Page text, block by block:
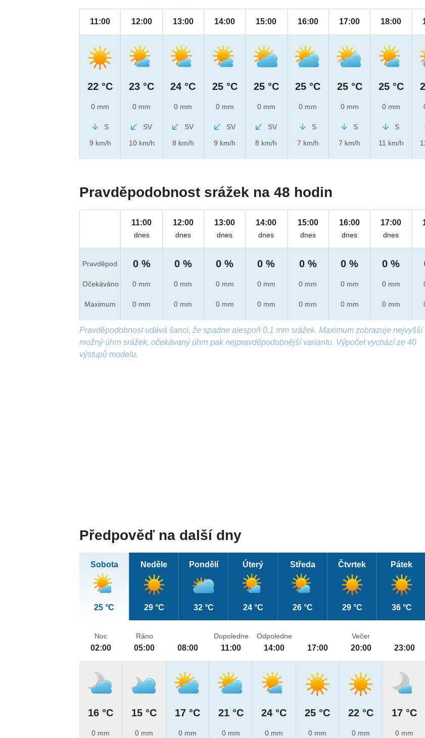
11:00
22 °C
0 mm
S
9 km/h
12:00
23 °C
0 mm
SV
10 km/h
13:00
24 °C
0 mm
SV
8 km/h
14:00
25 °C
0 mm
SV
9 km/h
15:00
25 °C
0 mm
SV
8 km/h
16:00
25 °C
0 mm
S
7 km/h
17:00
25 °C
0 mm
S
7 km/h
18:00
25 °C
0 mm
S
11 km/h
Pravděpodobnost srážek na 48 hodin
Pravděpod.
Očekáváno
Maximum
11:00
dnes
0 %
0 mm
0 mm
12:00
dnes
0 %
0 mm
0 mm
13:00
dnes
0 %
0 mm
0 mm
14:00
dnes
0 %
0 mm
0 mm
15:00
dnes
0 %
0 mm
0 mm
16:00
dnes
0 %
0 mm
0 mm
17:00
dnes
0 %
0 mm
0 mm
Pravděpodobnost udává šanci, že spadne alespoň 0,1 mm srážek. Maximum zobrazuje nejvyšší
možný úhrn srážek, očekávaný úhrn pak nejpravděpodobnější variantu. Výpočet vychází ze 40
výstupů modelu.
Předpověď na další dny
Sobota
25 °C
Neděle
29 °C
Pondělí
32 °C
Úterý
24 °C
Středa
26 °C
Čtvrtek
29 °C
Pátek
36 °C
Noc
02:00
16 °C
0 mm
Ráno
05:00
15 °C
0 mm
08:00
17 °C
0 mm
Dopoledne
11:00
21 °C
0 mm
Odpoledne
14:00
24 °C
0 mm
17:00
25 °C
0 mm
Večer
20:00
22 °C
0 mm
23:00
17 °C
0 mm